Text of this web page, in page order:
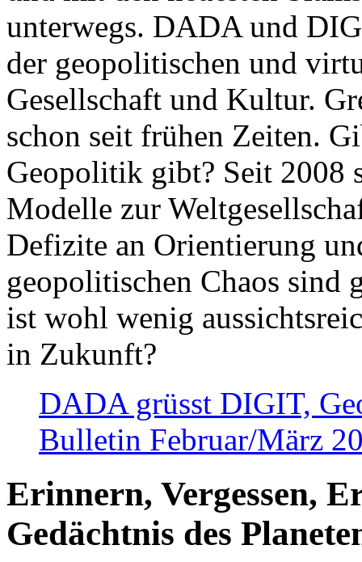
unterwegs. DADA und
der geopolitischen und
Gesellschaft und Kultur.
schon seit frühen Zeiten.
Geopolitik gibt? Seit 2008
Modelle zur
Defizite an Orientierung
geopolitischen Chaos sind
ist wohl wenig
in Zukunft?
DADA grüsst DIGIT,
Bulletin Februar/März
Erinnern, Vergessen,
Gedächtnis des